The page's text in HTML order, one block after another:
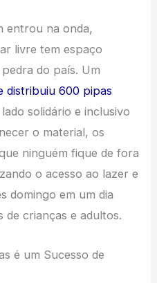
entrou na onda,
livre tem espaço
do país. Um
distribuiu 600 pipas
solidário e inclusivo
o material, os
ninguém fique de fora
o acesso ao lazer e
domingo em um dia
de crianças e adultos.
é um Sucesso de